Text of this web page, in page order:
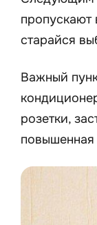
пропускают
старайся
Важный
розетки,
повышенная